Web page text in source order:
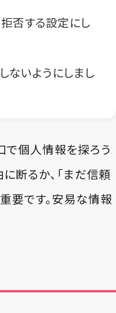
否する設定にし
ないようにしまし
で個人情報を探ろう
断るか、「まだ信頼
要です。安易な情報